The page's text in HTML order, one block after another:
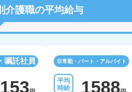
介護職の平均給与
嘱託社員 非常勤・パート・アルバイト
1588